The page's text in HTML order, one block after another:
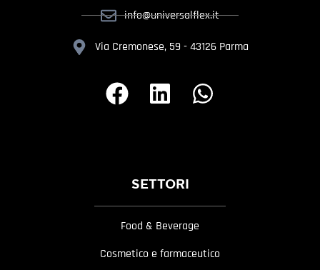
info@universalflex.it
Via Cremonese, 59 - 43126 Parma
SETTORI
Food & Beverage
Cosmetico e farmaceutico